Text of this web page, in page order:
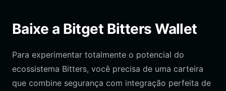
Baixe a Bitget Bitters Wallet
Para experimentar totalmente o potencial do
ecossistema Bitters, você precisa de uma carteira
que combine segurança com integração perfeita de